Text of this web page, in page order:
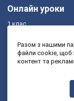
Онлайн уроки
1 клас
3 клас
Разом з нашими
файли cookie, щоб
контент та